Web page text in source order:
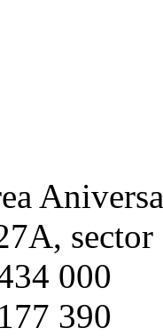
sector
000
390